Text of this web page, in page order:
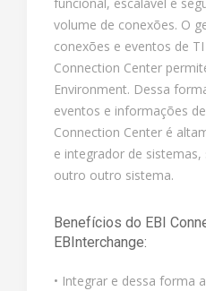
volume de conexões. O
conexões e eventos de
Connection Center
Environment. Dessa
eventos e informações
Connection Center é
e integrador de sistemas,
outro outro sistema.
Benefícios do EBI
EBInterchange:
• Integrar e dessa forma